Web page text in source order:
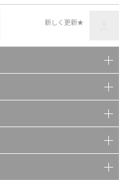
新しく更新★